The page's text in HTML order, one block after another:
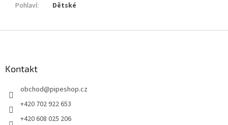
Pohlaví: Dětské
Kontakt
obchod@pipeshop.cz
+420 702 922 653
+420 608 025 206